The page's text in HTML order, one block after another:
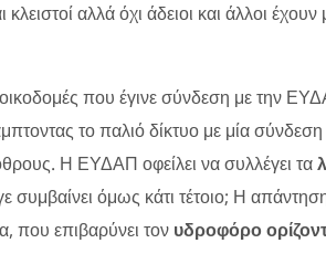
κλειστοί αλλά όχι άδειοι και άλλοι
που έγινε σύνδεση με την
το παλιό δίκτυο με μία
Η ΕΥΔΑΠ οφείλει να συλλέγει τα
συμβαίνει όμως κάτι τέτοιο; Η
που επιβαρύνει τον υδροφόρο